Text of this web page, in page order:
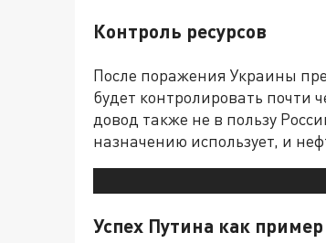
Контроль ресурсов
После поражения Украины
будет контролировать почти
довод также не в пользу
назначению использует, и
Успех Путина как пример